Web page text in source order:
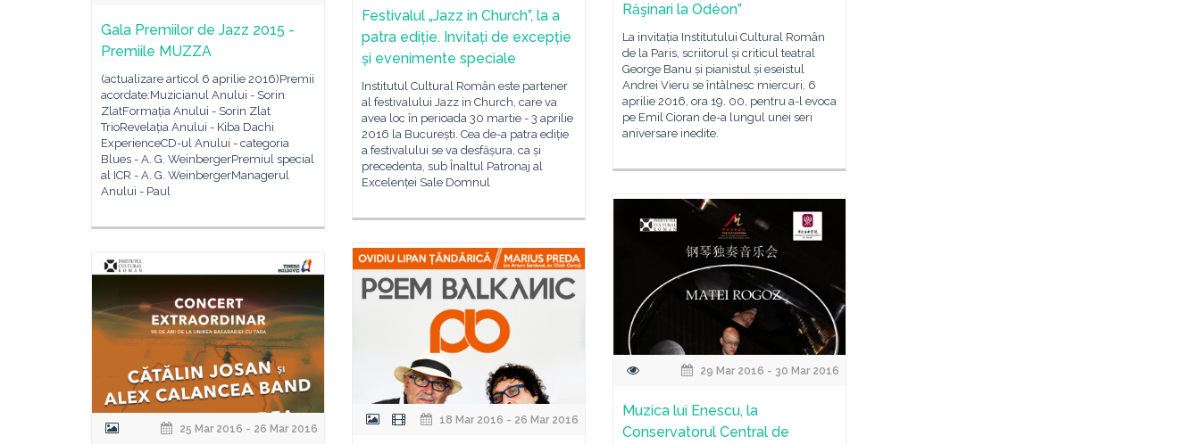
Răşinari la Odéon”
La invitația Institutului Cultural Român
de la Paris, scriitorul și criticul teatral
George Banu și pianistul și eseistul
Andrei Vieru se întâlnesc miercuri, 6
aprilie 2016, ora 19. 00, pentru a-l evoca
pe Emil Cioran de-a lungul unei seri
aniversare inedite.
Festivalul „Jazz in Church”, la a
patra ediție. Invitați de excepție
și evenimente speciale
Institutul Cultural Român este partener
al festivalului Jazz in Church, care va
avea loc în perioada 30 martie - 3 aprilie
2016 la București. Cea de-a patra ediție
a festivalului se va desfășura, ca și
precedenta, sub Înaltul Patronaj al
Excelenței Sale Domnul
Gala Premiilor de Jazz 2015 -
Premiile MUZZA
(actualizare articol 6 aprilie 2016)Premii
acordate:Muzicianul Anului - Sorin
ZlatFormația Anului - Sorin Zlat
TrioRevelația Anului - Kiba Dachi
ExperienceCD-ul Anului - categoria
Blues - A. G. WeinbergerPremiul special
al ICR - A. G. WeinbergerManagerul
Anului - Paul
29 Mar 2016 - 30 Mar 2016
Muzica lui Enescu, la
Conservatorul Central de
18 Mar 2016 - 26 Mar 2016
25 Mar 2016 - 26 Mar 2016